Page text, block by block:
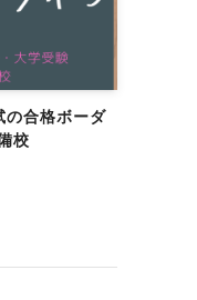
の合格ボーダ
校